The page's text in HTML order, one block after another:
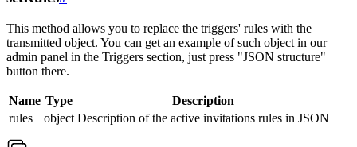
This method allows you to replace the triggers' rules with the
transmitted object. You can get an example of such object in our
admin panel in the Triggers section, just press "JSON structure"
button there.
Name Type
Description
rules
object Description of the active invitations rules in JSON